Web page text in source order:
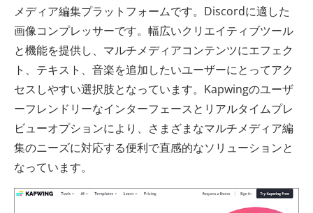
メディア編集プラットフォームです。Discordに適した
画像コンプレッサーです。幅広いクリエイティブツール
と機能を提供し、マルチメディアコンテンツにエフェク
ト、テキスト、音楽を追加したいユーザーにとってアク
セスしやすい選択肢となっています。Kapwingのユーザ
ーフレンドリーなインターフェースとリアルタイムプレ
ビューオプションにより、さまざまなマルチメディア編
集のニーズに対応する便利で直感的なソリューションと
なっています。